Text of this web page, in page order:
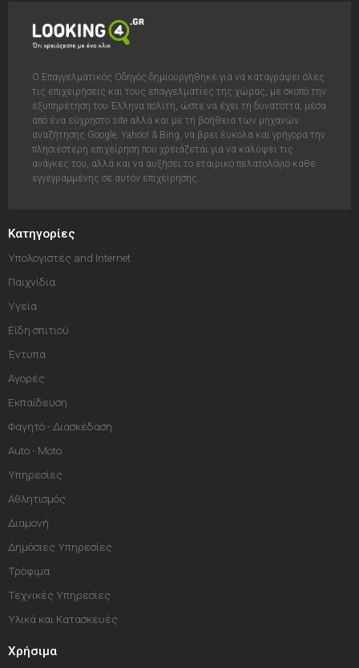
Ο Επαγγελματικός Οδηγός δημιουργήθηκε για να καταγράψει όλες
τις επιχειρήσεις και τους επαγγελματίες της χώρας, με σκοπό την
εξυπηρέτηση του Έλληνα πολίτη, ώστε να έχει τη δυνατόττα, μέσα
από ένα εύχρηστο site αλλά και με τη βοήθεια των μηχανών
αναζήτησης Google, Yahoo! & Bing, να βρει έυκολα και γρήγορα την
πλησιέστερη επιχείρηση που χρειάζεται για να καλύψει τις
ανάγκες του, αλλά και να αυξήσει το εταιρικό πελατολόγιο κάθε
εγγεγραμμένης σε αυτόν επιχείρησης.
Κατηγορίες
Υπολογιστές and Internet
Παιχνίδια
Υγεία
Είδη σπιτιού
Έντυπα
Αγορές
Εκπαίδευση
Φαγητό - Διασκέδαση
Auto - Moto
Υπηρεσίες
Αθλητισμός
Διαμονή
Δημόσιες Υπηρεσίες
Τρόφιμα
Τεχνικές Υπηρεσίες
Υλικά και Κατασκευές
Χρήσιμα